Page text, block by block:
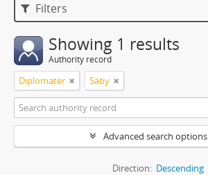
Filters
Showing 1 results
Authority record
Diplomater Säby
Advanced search options
Direction: Descending